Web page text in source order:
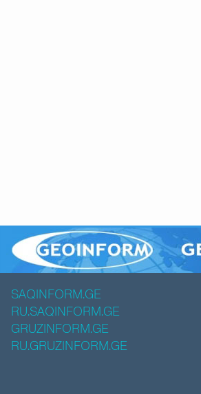
SAQINFORM.GE
RU.SAQINFORM.GE
GRUZINFORM.GE
RU.GRUZINFORM.GE